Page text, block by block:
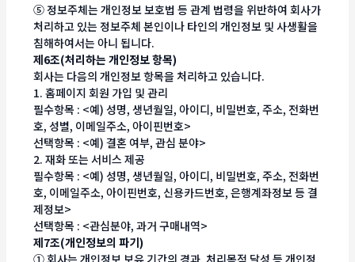
⑤ 정보주체는 개인정보 보호법 등 관계 법령을 위반하여 회사가
처리하고 있는 정보주체 본인이나 타인의 개인정보 및 사생활을
침해하여서는 아니 됩니다.
제6조(처리하는 개인정보 항목)
회사는 다음의 개인정보 항목을 처리하고 있습니다.
1. 홈페이지 회원 가입 및 관리
필수항목 : <예) 성명, 생년월일, 아이디, 비밀번호, 주소, 전화번
호, 성별, 이메일주소, 아이핀번호>
선택항목 : <예) 결혼 여부, 관심 분야>
2. 재화 또는 서비스 제공
필수항목 : <예) 성명, 생년월일, 아이디, 비밀번호, 주소, 전화번
호, 이메일주소, 아이핀번호, 신용카드번호, 은행계좌정보 등 결
제정보>
선택항목 : <관심분야, 과거 구매내역>
제7조(개인정보의 파기)
① 회사는 개인정보 보유 기간의 경과, 처리목적 달성 등 개인정